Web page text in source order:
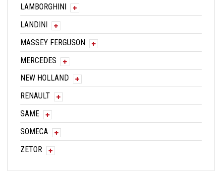
LAMBORGHINI
LANDINI
MASSEY FERGUSON
MERCEDES
NEW HOLLAND
RENAULT
SAME
SOMECA
ZETOR